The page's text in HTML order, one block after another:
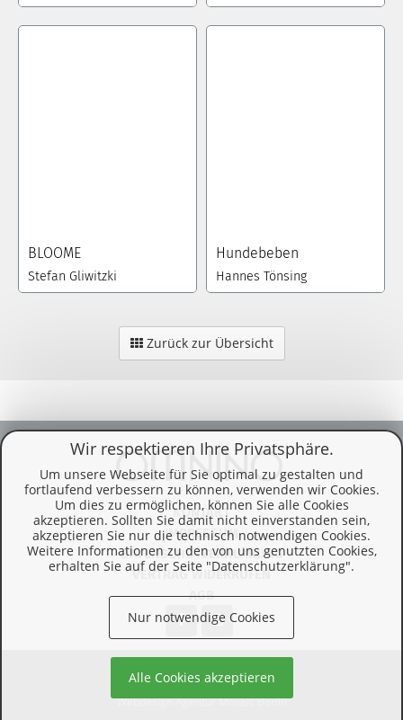
Wir respektieren Ihre Privatsphäre.
Um unsere Webseite für Sie optimal zu gestalten und
fortlaufend verbessern zu können, verwenden wir Cookies.
Um dies zu ermöglichen, können Sie alle Cookies
akzeptieren. Sollten Sie damit nicht einverstanden sein,
akzeptieren Sie nur die technisch notwendigen Cookies.
Weitere Informationen zu den von uns genutzten Cookies,
erhalten Sie auf der Seite "Datenschutzerklärung".
Nur notwendige Cookies
Alle Cookies akzeptieren
BLOOME
Stefan Gliwitzki
Hundebeben
Hannes Tönsing
Zurück zur Übersicht
KONTAKT
IMPRESSUM
DATENSCHUTZERKLÄRUNG
VERTRAG WIDERRUFEN
AGB
Webdesign Agentur Mosaic Berlin